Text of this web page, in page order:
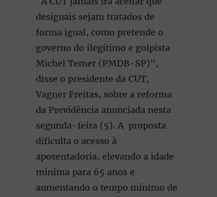
desiguais sejam tratados de
forma igual, como pretende o
governo do ilegítimo e golpista
Michel Temer (PMDB-SP)",
disse o presidente da CUT,
Vagner Freitas, sobre a reforma
da Previdência anunciada nesta
segunda-feira (5). A proposta
dificulta o acesso à
aposentadoria, elevando a idade
mínima para 65 anos e
aumentando o tempo mínimo de